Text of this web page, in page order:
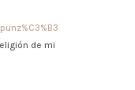
de mi